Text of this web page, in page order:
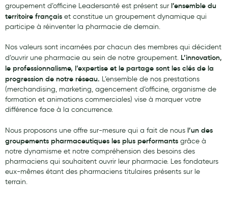
Accessoires maternité
Gammes spécifiques tisanes allaitement et compléments
maternité
Nature
Aromathérapie
Diététique minceur
Phytothérapie
Régimes médicaux
Gemmothérapie
Confiserie
Voies respiratoires
groupement d’officine Leadersanté est présent surl’ensemble du
territoire français et constitue un groupement dynamique qui
participe à réinventer la pharmacie de demain.
Nos valeurs sont incarnées par chacun des membres qui décident
d’ouvrir une pharmacie au sein de notre groupement. L’innovation,
le professionnalisme, l’expertise et le partage sont les clés de la
progression de notre réseau. L’ensemble de nos prestations
(merchandising, marketing, agencement d’officine, organisme de
formation et animations commerciales) vise à marquer votre
différence face à la concurrence.
Nous proposons une offre sur-mesure qui a fait de nous l’un des
groupements pharmaceutiques les plus performants grâce à
notre dynamisme et notre compréhension des besoins des
pharmaciens qui souhaitent ouvrir leur pharmacie. Les fondateurs
eux-mêmes étant des pharmaciens titulaires présents sur le
terrain.